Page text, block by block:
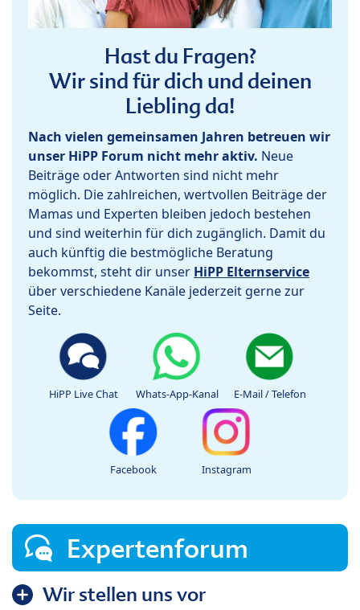
Hast du Fragen?
Wir sind für dich und deinen
Liebling da!
Nach vielen gemeinsamen Jahren betreuen wir
unser HiPP Forum nicht mehr aktiv. Neue
Beiträge oder Antworten sind nicht mehr
möglich. Die zahlreichen, wertvollen Beiträge der
Mamas und Experten bleiben jedoch bestehen
und sind weiterhin für dich zugänglich. Damit du
auch künftig die bestmögliche Beratung
bekommst, steht dir unser HiPP Elternservice
über verschiedene Kanäle jederzeit gerne zur
Seite.
HiPP Live Chat Whats-App-Kanal E-Mail / Telefon
Facebook Instagram
Expertenforum
Wir stellen uns vor